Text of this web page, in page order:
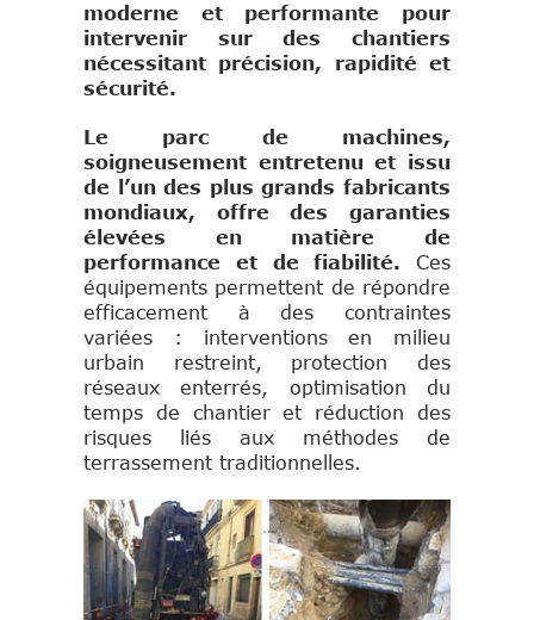
moderne et performante pour
intervenir sur des chantiers
nécessitant précision, rapidité et
sécurité.
Le parc de machines,
soigneusement entretenu et issu
de l’un des plus grands fabricants
mondiaux, offre des garanties
élevées en matière de
performance et de fiabilité. Ces
équipements permettent de répondre
efficacement à des contraintes
variées : interventions en milieu
urbain restreint, protection des
réseaux enterrés, optimisation du
temps de chantier et réduction des
risques liés aux méthodes de
terrassement traditionnelles.